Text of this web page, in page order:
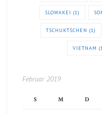
SLOWAKEI (1)
TSCHUKTSCHEN (1)
VIETNAM
Februar 2019
S M D